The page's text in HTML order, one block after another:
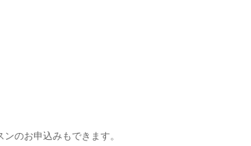
のお申込みもできます。